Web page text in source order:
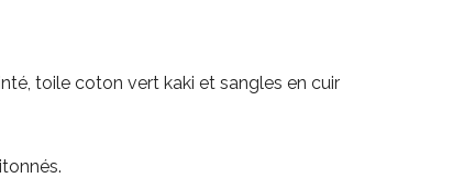
toile coton vert kaki et sangles en cuir